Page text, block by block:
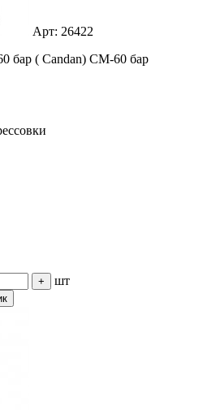
Арт: 26422
бар ( Candan) CM-60 бар
+ шт